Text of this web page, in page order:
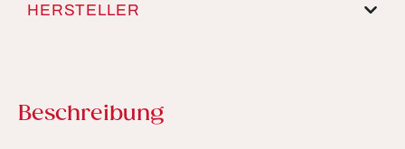
HERSTELLER
Beschreibung